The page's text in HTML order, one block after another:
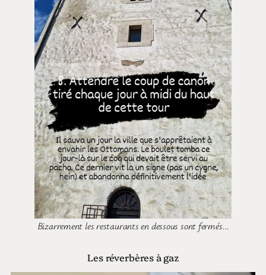
Bizarrement les restaurants en dessous sont fermés…
Les réverbères à gaz